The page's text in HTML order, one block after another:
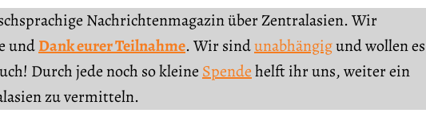
Nachrichtenmagazin über Zentralasien. Wir
undDank eurer Teilnahme. Wir sindunabhängigund wollen es
Durch jede noch so kleine Spendehelft ihr uns, weiter ein
zu vermitteln.